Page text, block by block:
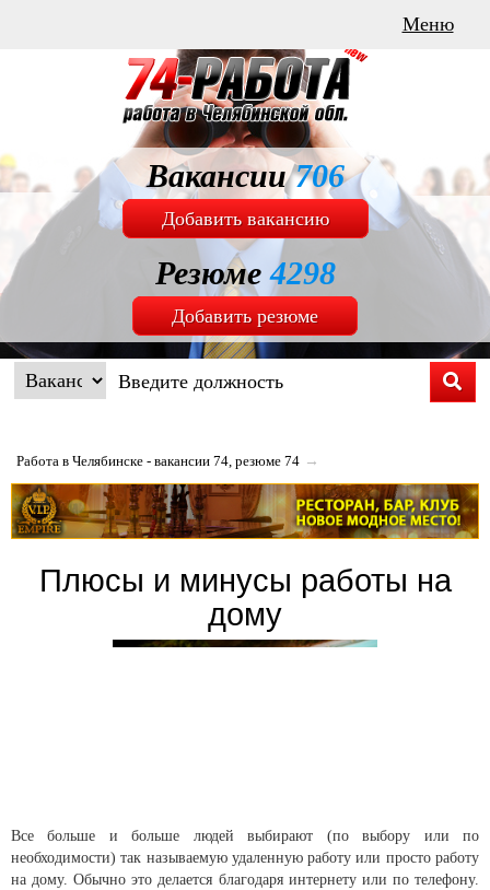
Меню
Вакансии706
Добавить вакансию
Резюме4298
Добавить резюме
Работа в Челябинске - вакансии 74, резюме 74 →
Плюсы и минусы работы на
дому
Все больше и больше людей выбирают (по выбору или по
необходимости) так называемую удаленную работу или просто работу
на дому. Обычно это делается благодаря интернету или по телефону.